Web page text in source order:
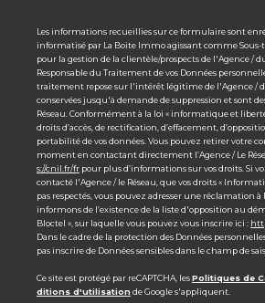
Les informations recueillies sur ce formulaire sont
informatisé par La Boite Immo agissant comme
pour la gestion de la clientèle/prospects de l'Agence /
Responsable du Traitement de vos Données
traitement repose sur l'intérêt légitime de l'Agence /
conservées jusqu'à demande de suppression et sont
Réseau. Conformément à la loi « informatique et
droits d’accès, de rectification, d’effacement,
portabilité de vos données. Vous pouvez retirer votre
moment en contactant directement l’Agence / Le
s://cnil.fr/fr pour plus d’informations sur vos droits. Si
contacté l'Agence / le Réseau, que vos droits «
pas respectés, vous pouvez adresser une réclamation à
informons de l’existence de la liste d'opposition au
Bloctel », sur laquelle vous pouvez vous inscrire ici :
Dans le cadre de la protection des Données
pas inscrire de Données sensibles dans le champ de
Ce site est protégé par reCAPTCHA, lesPolitiques de
ditions d'utilisation de Google s'appliquent.